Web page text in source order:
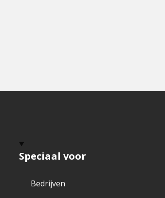
Speciaal voor
Bedrijven